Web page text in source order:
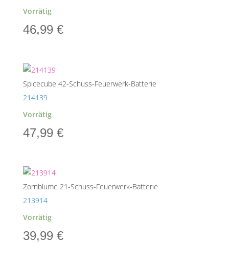
Vorrätig
46,99 €
Spicecube 42-Schuss-Feuerwerk-Batterie
214139
Vorrätig
47,99 €
Zornblume 21-Schuss-Feuerwerk-Batterie
213914
Vorrätig
39,99 €